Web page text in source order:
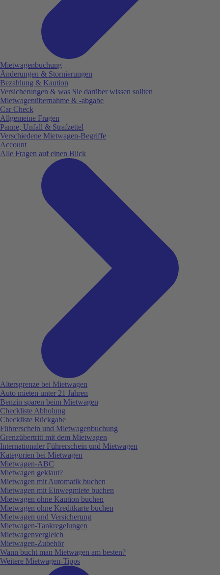
Mietwagenbuchung
Änderungen & Stornierungen
Bezahlung & Kaution
Versicherungen & was Sie darüber wissen sollten
Mietwagenübernahme & -abgabe
Car Check
Allgemeine Fragen
Panne, Unfall & Strafzettel
Verschiedene Mietwagen-Begriffe
Account
Alle Fragen auf einen Blick
Altersgrenze bei Mietwagen
Auto mieten unter 21 Jahren
Benzin sparen beim Mietwagen
Checkliste Abholung
Checkliste Rückgabe
Führerschein und Mietwagenbuchung
Grenzübertritt mit dem Mietwagen
Internationaler Führerschein und Mietwagen
Kategorien bei Mietwagen
Mietwagen-ABC
Mietwagen geklaut?
Mietwagen mit Automatik buchen
Mietwagen mit Einwegmiete buchen
Mietwagen ohne Kaution buchen
Mietwagen ohne Kreditkarte buchen
Mietwagen und Versicherung
Mietwagen-Tankregelungen
Mietwagenvergleich
Mietwagen-Zubehör
Wann bucht man Mietwagen am besten?
Weitere Mietwagen-Tipps